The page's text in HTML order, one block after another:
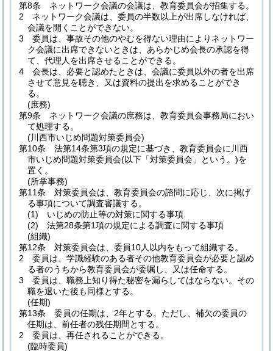
第8条
ネットワーク会議の会議は、教育委員会が招集する。
2
ネットワーク会議は、委員の半数以上が出席しなければ、
会議を開くことができない。
3
委員は、事故その他のやむを得ない理由によりネットワー
ク会議に出席できないときは、あらかじめ会長の承認を得
て、代理人を出席させることができる。
4
会長は、必要と認めたときは、会議に委員以外の者を出席
させて意見を聴き、又は資料の提出を求めることができ
る。
(庶務)
第9条
ネットワーク会議の庶務は、教育委員会事務局におい
て処理する。
(川西市いじめ問題対策委員会)
第10条
法第14条第3項の規定に基づき、教育委員会に川西
市いじめ問題対策委員会(以下「対策委員会」という。)を
置く。
(所掌事務)
第11条
対策委員会は、教育委員会の諮問に応じ、次に掲げ
る事項について調査審議する。
(1)
いじめの防止等の対策に関する事項
(2)
法第28条第1項の規定による調査に関する事項
(組織)
第12条
対策委員会は、委員10人以内をもって組織する。
2
委員は、学識経験のある者その他教育委員会が必要と認め
る者のうちから教育委員会が委嘱し、又は任命する。
3
委員は、職務上知り得た秘密を漏らしてはならない。 その
職を退いた後も同様とする。
(任期)
第13条
委員の任期は、2年とする。 ただし、補欠の委員の
任期は、前任者の残任期間とする。
2
委員は、再任されることができる。
(臨時委員)